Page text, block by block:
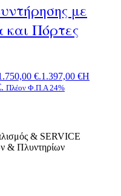
με
Πόρτες
€.1.397,00 €Η
Πλέον Φ.Π.Α 24%
& SERVICE
& Πλυντηρίων